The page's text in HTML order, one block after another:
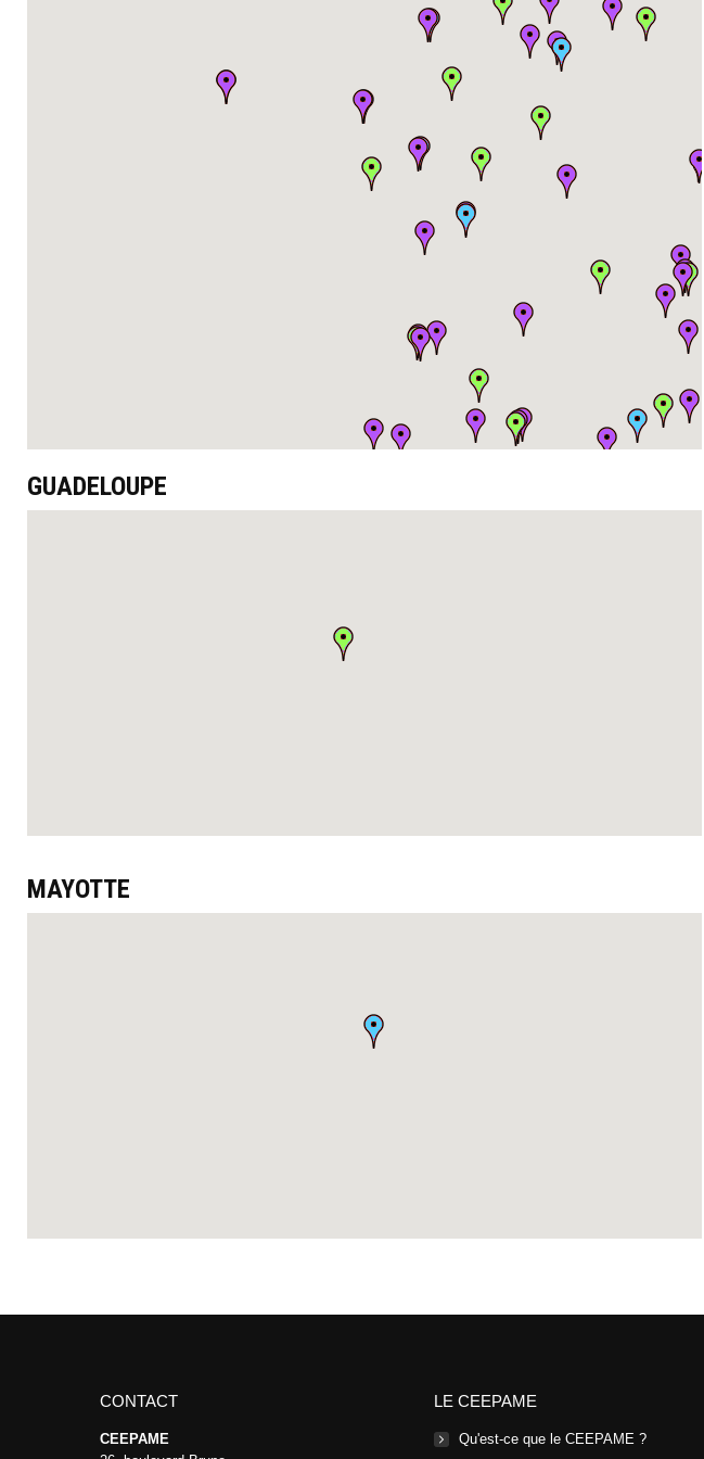
GUADELOUPE
MAYOTTE
CONTACT
CEEPAME
LE CEEPAME
Qu'est-ce que le CEEPAME ?